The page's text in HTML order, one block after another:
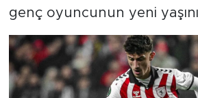
genç oyuncunun yeni